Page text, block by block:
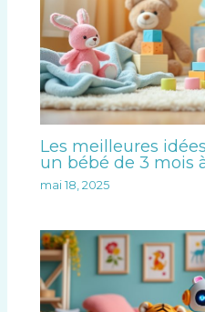
Les meilleures
un bébé de 3 mois
mai 18, 2025